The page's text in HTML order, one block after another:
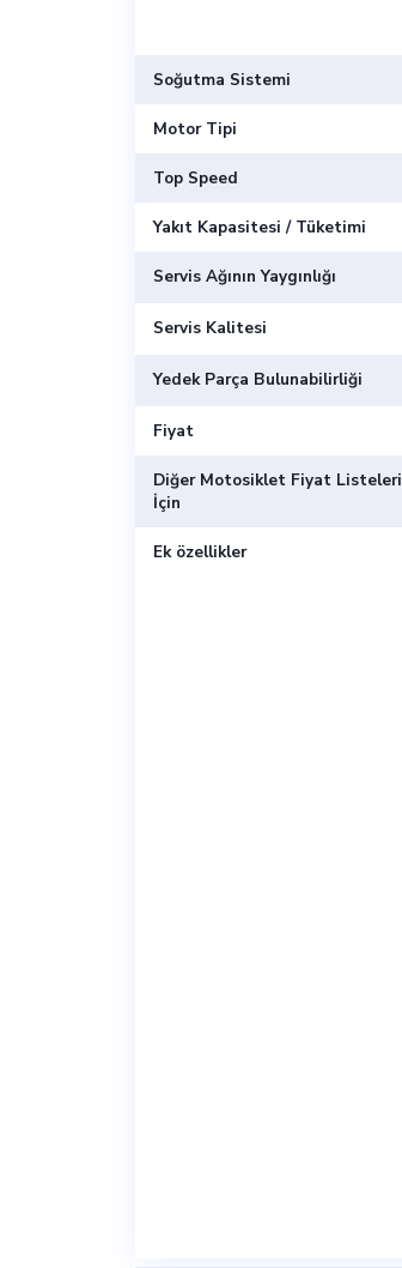
Soğutma Sistemi
Motor Tipi
Top Speed
Yakıt Kapasitesi / Tüketimi
Servis Ağının Yaygınlığı
Servis Kalitesi
Yedek Parça Bulunabilirliği
Fiyat
Diğer Motosiklet Fiyat Listeleri
İçin
Ek özellikler